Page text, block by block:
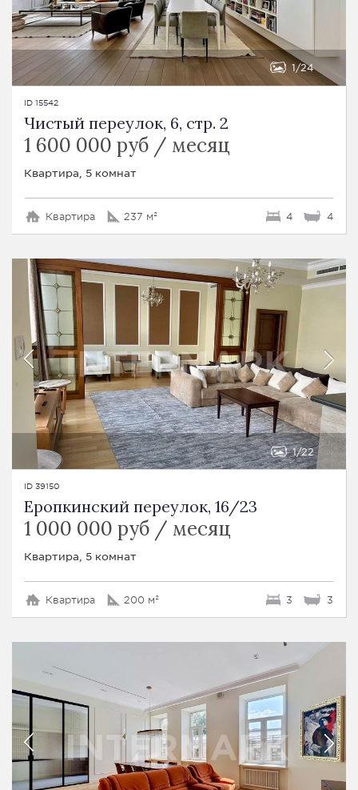
1 24
ID 15542
Чистый переулок, 6, стр. 2
1 600 000 руб / месяц
Квартира, 5 комнат
Квартира 237 м² 4 4
1 22
ID 39150
Еропкинский переулок, 16/23
1 000 000 руб / месяц
Квартира, 5 комнат
Квартира 200 м² 3 3